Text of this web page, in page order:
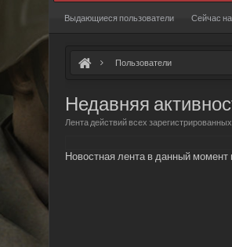
Пользователи
Недавняя
Лента действий всех
Новостная лента в данный момент
Выдающиеся пользователи Сейчас